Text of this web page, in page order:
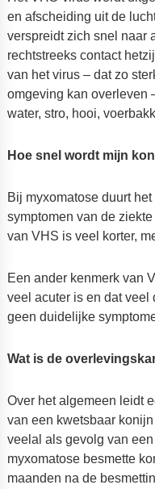
en afscheiding uit de
verspreidt zich snel naar
rechtstreeks contact
van het virus – dat zo
omgeving kan overleven
water, stro, hooi,
Hoe snel wordt mijn
Bij myxomatose duurt
symptomen van de
van VHS is veel korter,
Een ander kenmerk van
veel acuter is en dat veel
geen duidelijke
Wat is de
Over het algemeen leidt
van een kwetsbaar
veelal als gevolg van
myxomatose besmette
maanden na de